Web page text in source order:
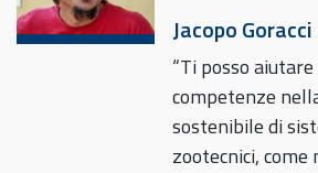
Jacopo Goracci
“Ti posso
competenze
sostenibile di
zootecnici,